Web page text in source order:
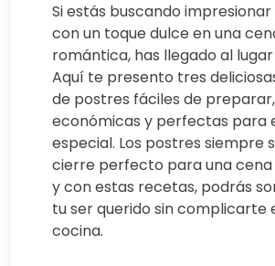
Si estás buscando
con un toque dulce en una
romántica, has llegado al
Aquí te presento tres
de postres fáciles de preparar,
económicas y perfectas para
especial. Los postres siempre
cierre perfecto para una
y con estas recetas, podrás
tu ser querido sin complicarte
cocina.